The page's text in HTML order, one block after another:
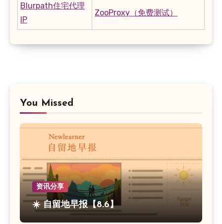
Blurpath住宅代理
IP
ZooProxy（免费测试）
You Missed
资讯分享
☀️ 自留地早报【8.6】